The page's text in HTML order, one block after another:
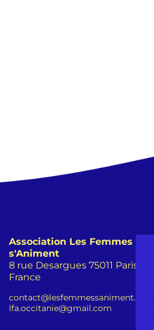
Association Les Femmes
s'Animent
8 rue Desargues 75011 Paris -
France
contact@lesfemmessaniment.fr
lfa.occitanie@gmail.com